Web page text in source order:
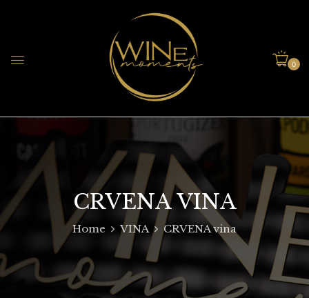
0
CRVENA VINA
Home VINA CRVENA vina